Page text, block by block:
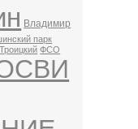
Владимир
парк
ФСО